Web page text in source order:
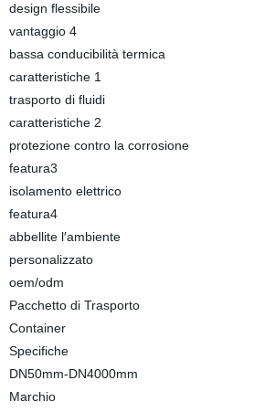
design flessibile
vantaggio 4
bassa conducibilità termica
caratteristiche 1
trasporto di fluidi
caratteristiche 2
protezione contro la corrosione
featura3
isolamento elettrico
featura4
abbellite l′ambiente
personalizzato
oem/odm
Pacchetto di Trasporto
Container
Specifiche
DN50mm-DN4000mm
Marchio